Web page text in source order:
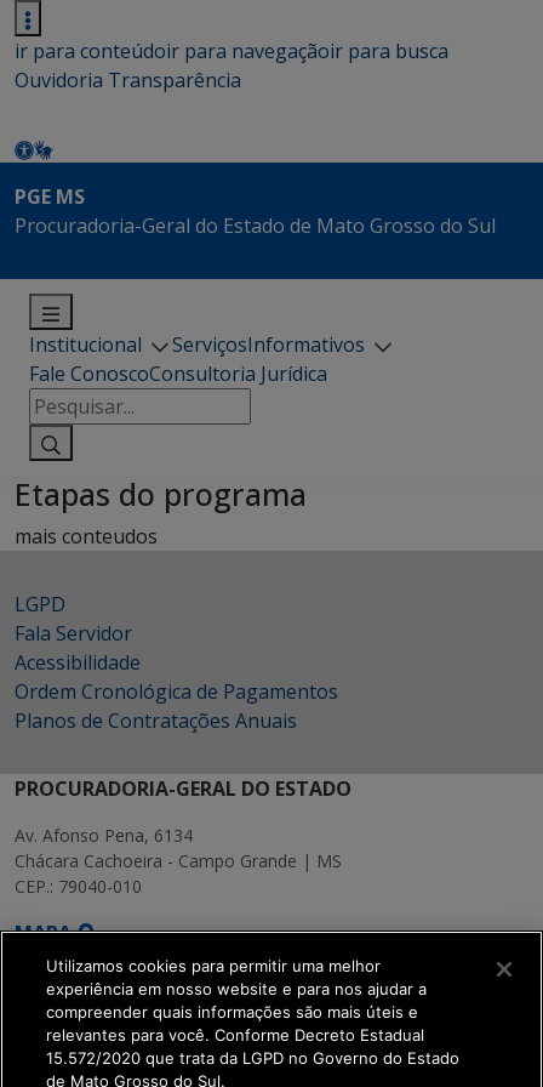
ir para conteúdoir para navegaçãoir para busca
Ouvidoria Transparência
PGE MS
Procuradoria-Geral do Estado de Mato Grosso do Sul
Institucional ServiçosInformativos
Fale ConoscoConsultoria Jurídica
Pesquisar
por:
Etapas do programa
mais conteudos
LGPD
Fala Servidor
Acessibilidade
Ordem Cronológica de Pagamentos
Planos de Contratações Anuais
PROCURADORIA-GERAL DO ESTADO
Av. Afonso Pena, 6134
Chácara Cachoeira - Campo Grande | MS
CEP.: 79040-010
MAPA
SETDIG | Secretaria-
Utilizamos cookies para permitir uma melhor
experiência em nosso website e para nos ajudar a
compreender quais informações são mais úteis e
relevantes para você. Conforme Decreto Estadual
15.572/2020 que trata da LGPD no Governo do Estado
de Mato Grosso do Sul.